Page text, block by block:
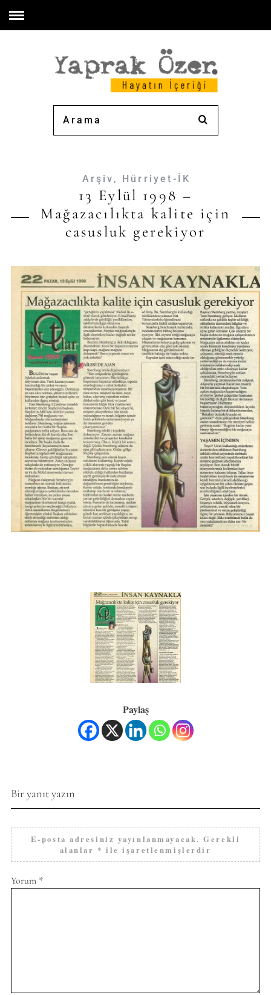
Arşiv , Hürriyet-İK
13 Eylül 1998 –
Mağazacılıkta kalite için
casusluk gerekiyor
Paylaş
Bir yanıt yazın
E-posta adresiniz yayınlanmayacak. Gerekli
alanlar * ile işaretlenmişlerdir
Yorum *